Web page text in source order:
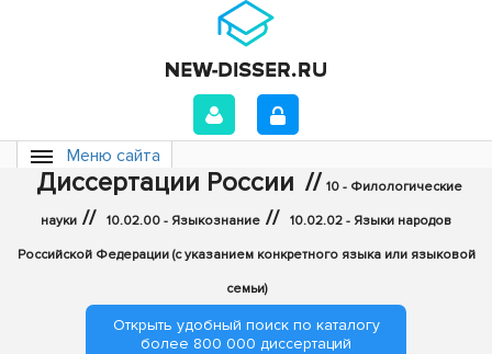
Меню сайта
Диссертации России // 10 - Филологические
науки // 10.02.00 - Языкознание // 10.02.02 - Языки народов
Российской Федерации (с указанием конкретного языка или языковой
семьи)
Открыть удобный поиск по каталогу
более 800 000 диссертаций